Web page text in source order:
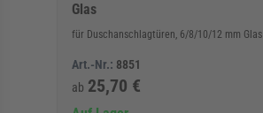
Glas
für Duschanschlagtüren, 6/8/10/12 mm Glas
Art.-Nr.: 8851
ab 25,70 €